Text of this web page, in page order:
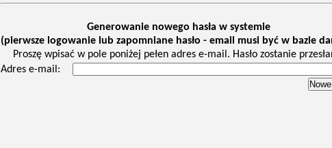
Generowanie nowego hasła w systemie
(pierwsze logowanie lub zapomniane hasło - email musi być w bazie
Proszę wpisać w pole poniżej pełen adres e-mail. Hasło zostanie
Adres e-mail: